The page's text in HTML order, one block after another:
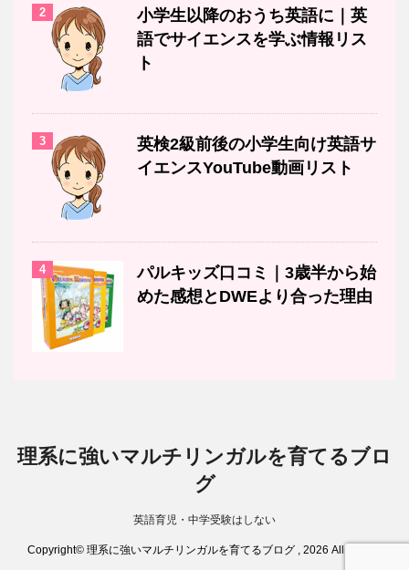
2
小学生以降のおうち英語に｜英
語でサイエンスを学ぶ情報リス
ト
3
英検2級前後の小学生向け英語サ
イエンスYouTube動画リスト
4
パルキッズ口コミ｜3歳半から始
めた感想とDWEより合った理由
理系に強いマルチリンガルを育てるブロ
グ
英語育児・中学受験はしない
Copyright© 理系に強いマルチリンガルを育てるブログ , 2026 All Rights